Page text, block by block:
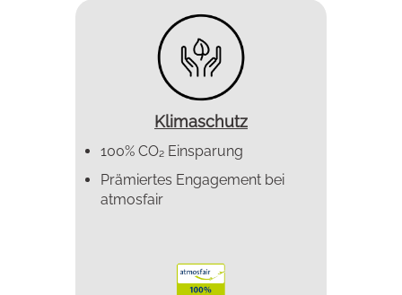
Klimaschutz
100% CO₂ Einsparung
Prämiertes Enga­gement bei
atmosfair